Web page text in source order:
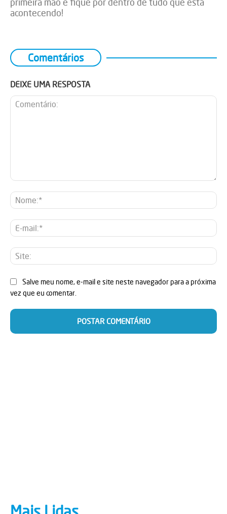
acontecendo!
Comentários
DEIXE UMA RESPOSTA
E-
Salve meu nome, e-mail e site neste navegador para a próxima
vez que eu comentar.